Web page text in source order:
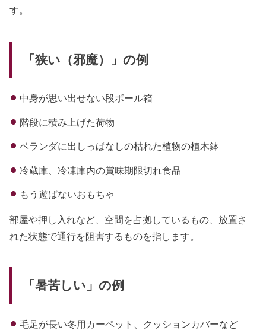
す。
「狭い（邪魔）」の例
中身が思い出せない段ボール箱
階段に積み上げた荷物
ベランダに出しっぱなしの枯れた植物の植木鉢
冷蔵庫、冷凍庫内の賞味期限切れ食品
もう遊ばないおもちゃ
部屋や押し入れなど、空間を占拠しているもの、放置さ
れた状態で通行を阻害するものを指します。
「暑苦しい」の例
毛足が長い冬用カーペット、クッションカバーなど